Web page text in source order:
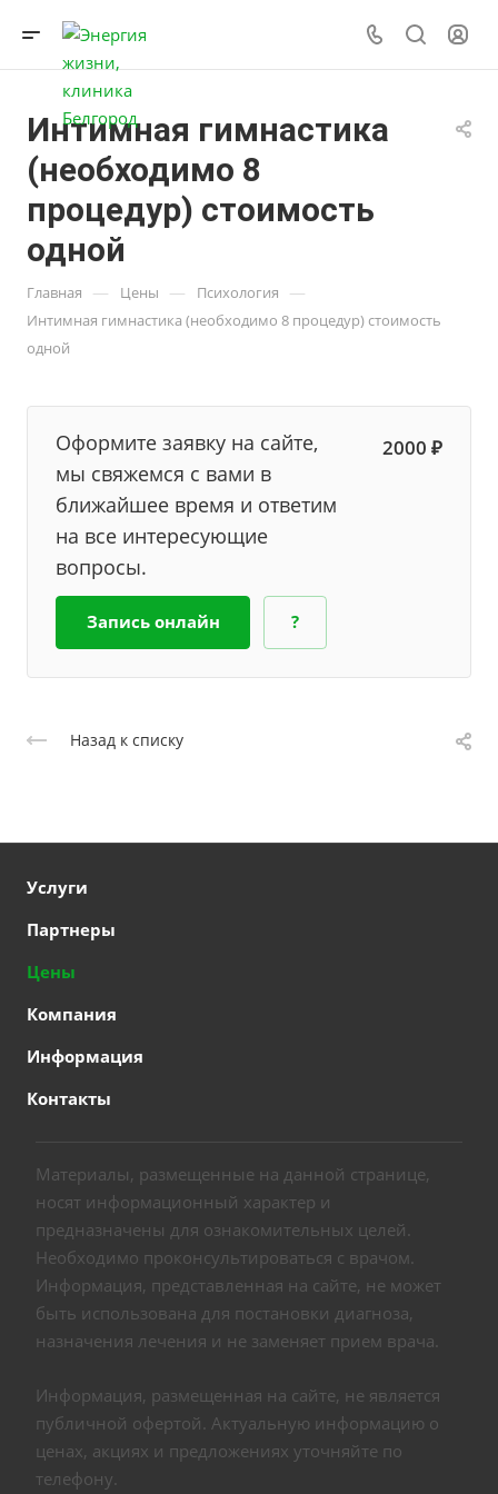
Интимная гимнастика
(необходимо 8
процедур) стоимость
одной
Главная — Цены — Психология —
Интимная гимнастика (необходимо 8 процедур) стоимость
одной
Оформите заявку на сайте,
мы свяжемся с вами в
ближайшее время и ответим
на все интересующие
вопросы.
2000 ₽
Запись онлайн ?
Назад к списку
Услуги
Партнеры
Цены
Компания
Информация
Контакты
Материалы, размещенные на данной странице,
носят информационный характер и
предназначены для ознакомительных целей.
Необходимо проконсультироваться с врачом.
Информация, представленная на сайте, не может
быть использована для постановки диагноза,
назначения лечения и не заменяет прием врача.
Информация, размещенная на сайте, не является
публичной офертой. Актуальную информацию о
ценах, акциях и предложениях уточняйте по
телефону.